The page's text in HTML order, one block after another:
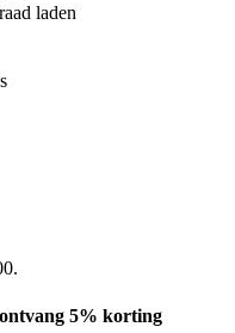
laden
5% korting